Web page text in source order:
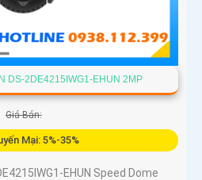
DS-2DE4215IWG1-EHUN 2MP
Giá Bán:
Mại: 5%-35%
EHUN Speed Dome